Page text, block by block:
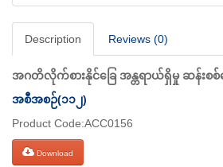
Description Reviews (0)
အဂတိလိုက်စားနိုင်ခြေ အန္တရာယ်ရှိမှု ဆန်းစစ်
အစီအစဉ်(၁၁၂)
Product Code:ACC0156
Download